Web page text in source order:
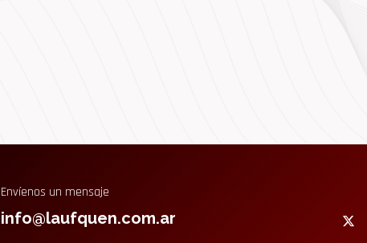
Envíenos un mensaje
info@laufquen.com.ar